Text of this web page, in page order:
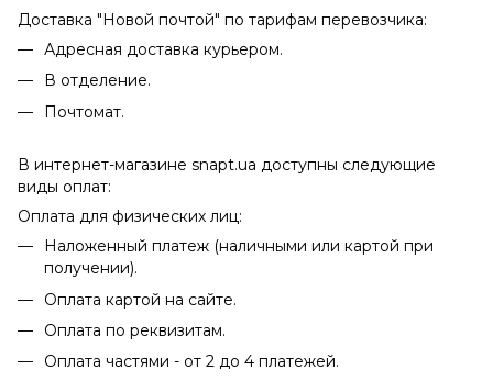
Доставка "Новой почтой" по тарифам перевозчика:
Адресная доставка курьером.
В отделение.
Почтомат.
В интернет-магазине snapt.ua доступны следующие
виды оплат:
Оплата для физических лиц:
Наложенный платеж (наличными или картой при
получении).
Оплата картой на сайте.
Оплата по реквизитам.
Оплата частями - от 2 до 4 платежей.